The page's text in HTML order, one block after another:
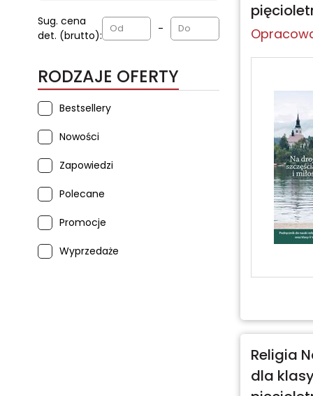
Sug. cena
det. (brutto):
-
RODZAJE OFERTY
Bestsellery
Nowości
Zapowiedzi
Polecane
Promocje
Wyprzedaże
Religia
dla